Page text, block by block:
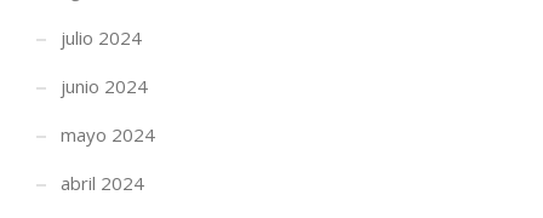
julio 2024
junio 2024
mayo 2024
abril 2024